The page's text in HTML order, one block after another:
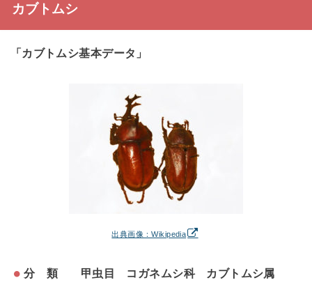
カブトムシ
「カブトムシ基本データ」
出典画像：Wikipedia
分 類 甲虫目 コガネムシ科 カブトムシ属